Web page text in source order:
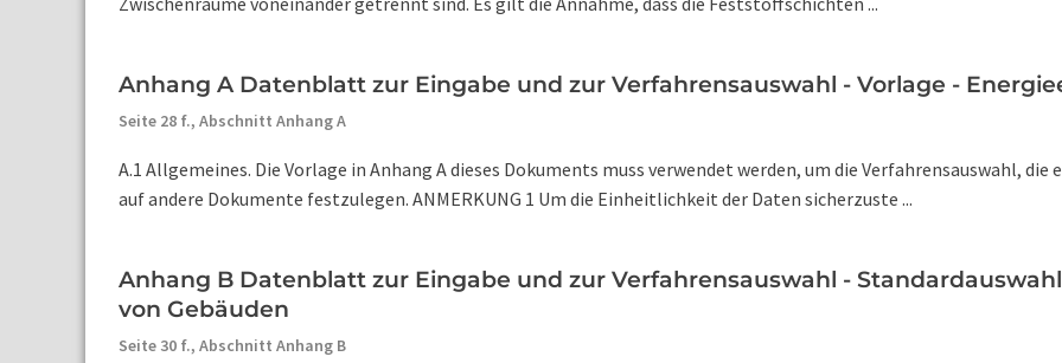
Anhang A Datenblatt zur Eingabe und zur Verfahrensauswahl - Vorlage -
Seite 28 f., Abschnitt Anhang A
A.1 Allgemeines. Die Vorlage in Anhang A dieses Dokuments muss verwendet werden, um die Verfahrensauswahl,
auf andere Dokumente festzulegen. ANMERKUNG 1 Um die Einheitlichkeit der Daten sicherzuste ...
Anhang B Datenblatt zur Eingabe und zur Verfahrensauswahl -
von Gebäuden
Seite 30 f., Abschnitt Anhang B